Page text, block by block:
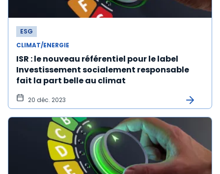
ESG
CLIMAT/ENERGIE
ISR : le nouveau référentiel pour le label
Investissement socialement responsable
fait la part belle au climat
20 déc. 2023